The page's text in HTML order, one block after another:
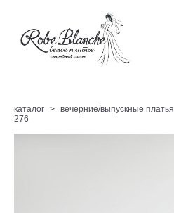
каталог > вечерние/выпускные платья
276